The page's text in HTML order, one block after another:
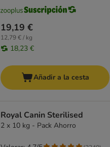
19,19 €
12,79 € / kg
18,23 €
Añadir a la cesta
Royal Canin Sterilised
2 x 10 kg - Pack Ahorro